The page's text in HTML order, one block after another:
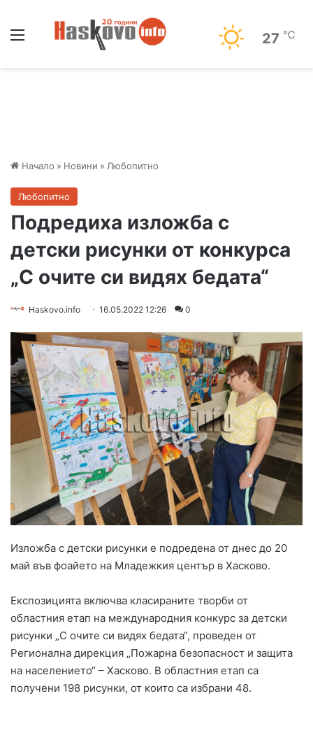
27 ℃
Начало » Новини » Любопитно
Любопитно
Подредиха изложба с
детски рисунки от конкурса
„С очите си видях бедата“
Haskovo.info 16.05.2022 12:26 0
Изложба с детски рисунки е подредена от днес до 20
май във фоайето на Младежкия център в Хасково.
Експозицията включва класираните творби от
областния етап на международния конкурс за детски
рисунки „С очите си видях бедата“, проведен от
Регионална дирекция „Пожарна безопасност и защита
на населението“ – Хасково. В областния етап са
получени 198 рисунки, от които са избрани 48.